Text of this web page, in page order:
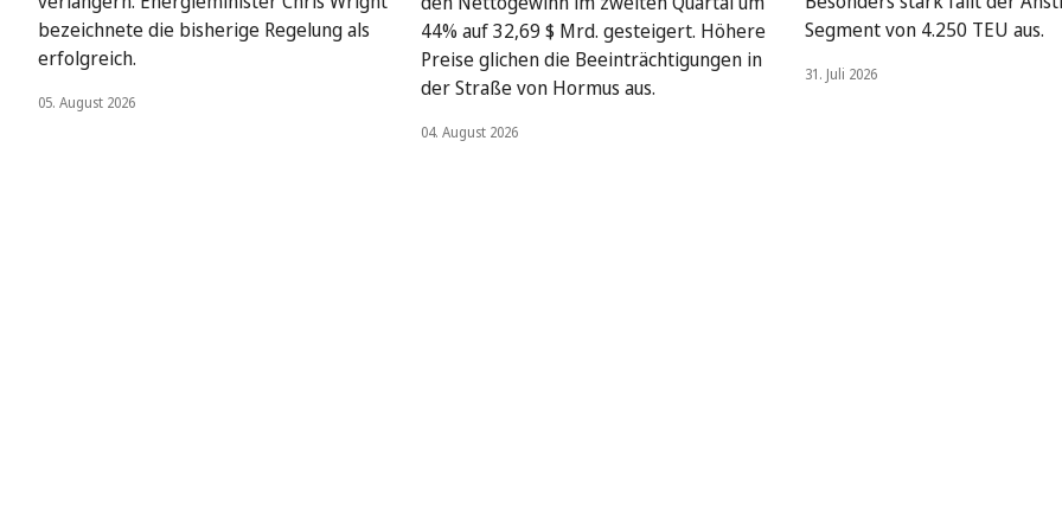
bezeichnete die bisherige Regelung als
erfolgreich.
05. August 2026
44% auf 32,69 $ Mrd. gesteigert. Höhere
Preise glichen die Beeinträchtigungen in
der Straße von Hormus aus.
04. August 2026
Segment von 4.250 TEU aus.
31. Juli 2026